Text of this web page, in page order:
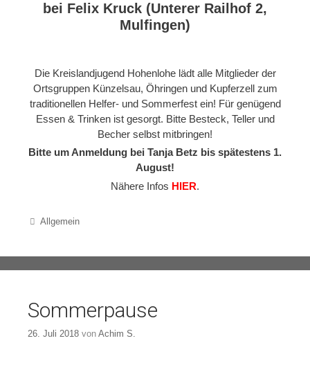
bei Felix Kruck (Unterer Railhof 2,
Mulfingen)
Die Kreislandjugend Hohenlohe lädt alle Mitglieder der
Ortsgruppen Künzelsau, Öhringen und Kupferzell zum
traditionellen Helfer- und Sommerfest ein! Für genügend
Essen & Trinken ist gesorgt. Bitte Besteck, Teller und
Becher selbst mitbringen!
Bitte um Anmeldung bei Tanja Betz bis spätestens 1.
August!
Nähere Infos HIER.
Categories
Allgemein
Sommerpause
26. Juli 2018 von Achim S.